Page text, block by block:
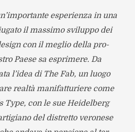
espe­rienza in una
il mas­simo svi­luppo dei
con il meglio della pro­
Paese sa esprimere. Da
l’idea di The Fab, un luogo
realtà mani­fat­tu­riere come
Type, con le sue Hei­del­berg
del distretto vero­nese